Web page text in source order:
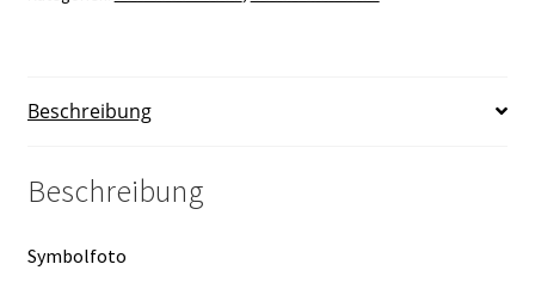
Nr.
Menge
Beschreibung
Beschreibung
Symbolfoto